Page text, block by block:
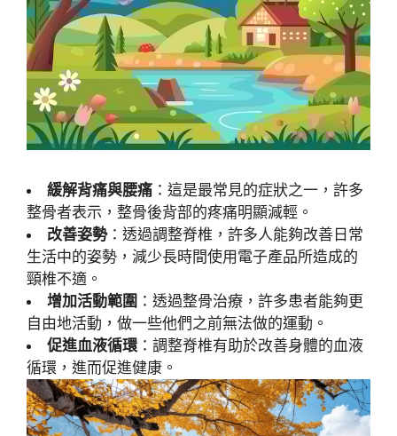
緩解背痛與腰痛 ：這是最常見的症狀之一，許多
整骨者表示，整骨後背部的疼痛明顯減輕。
改善姿勢：透過調整脊椎，許多人能夠改善日常
生活中的姿勢，減少長時間使用電子產品所造成的
頸椎不適。
增加活動範圍 ：透過整骨治療，許多患者能夠更
自由地活動，做一些他們之前無法做的運動。
促進血液循環 ：調整脊椎有助於改善身體的血液
循環，進而促進健康。